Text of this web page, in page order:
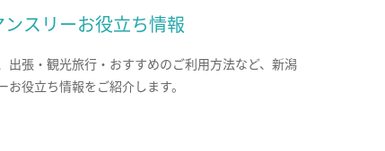
スリーお役立ち情報
出張・観光旅行・おすすめのご利用方法など、新潟
お役立ち情報をご紹介します。